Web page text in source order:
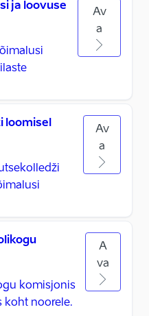
ja loovuse
Av
a
loomisel
Av
a
komisjonis
koht noorele.
A
va